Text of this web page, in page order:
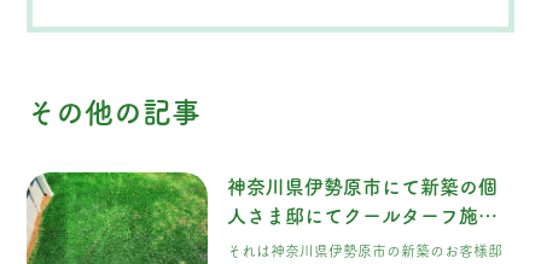
その他の記事
神奈川県伊勢原市にて新築の個
人さま邸にてクールターフ施
工！
それは神奈川県伊勢原市の新築のお客様邸